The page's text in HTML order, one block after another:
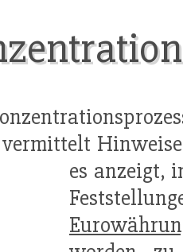
Hinweise
es anzeigt,